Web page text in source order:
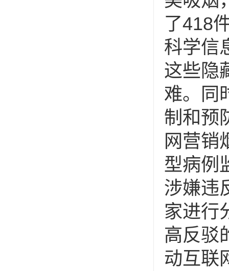
了418
科学信
这些隐
难。同
制和预
网营销
型病例
涉嫌违
家进行
高反驳
动互联